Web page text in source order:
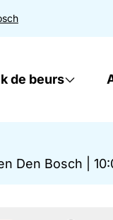
de beurs
Den Bosch